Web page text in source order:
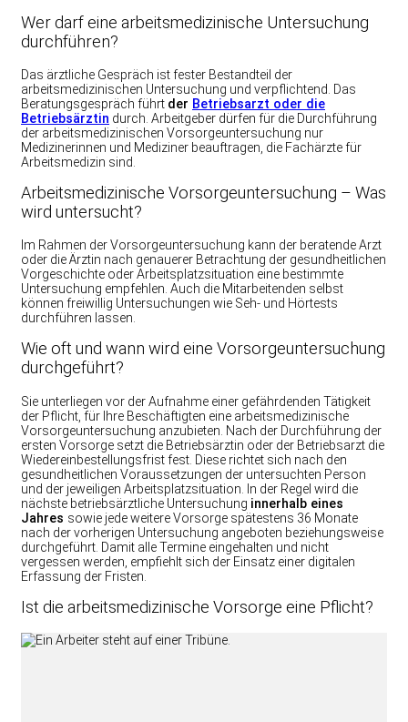
Wer darf eine arbeitsmedizinische Untersuchung
durchführen?
Das ärztliche Gespräch ist fester Bestandteil der
arbeitsmedizinischen Untersuchung und verpflichtend. Das
Beratungsgespräch führt der Betriebsarzt oder die
Betriebsärztin durch. Arbeitgeber dürfen für die Durchführung
der arbeitsmedizinischen Vorsorgeuntersuchung nur
Medizinerinnen und Mediziner beauftragen, die Fachärzte für
Arbeitsmedizin sind.
Arbeitsmedizinische Vorsorgeuntersuchung – Was
wird untersucht?
Im Rahmen der Vorsorgeuntersuchung kann der beratende Arzt
oder die Ärztin nach genauerer Betrachtung der gesundheitlichen
Vorgeschichte oder Arbeitsplatzsituation eine bestimmte
Untersuchung empfehlen. Auch die Mitarbeitenden selbst
können freiwillig Untersuchungen wie Seh- und Hörtests
durchführen lassen.
Wie oft und wann wird eine Vorsorgeuntersuchung
durchgeführt?
Sie unterliegen vor der Aufnahme einer gefährdenden Tätigkeit
der Pflicht, für Ihre Beschäftigten eine arbeitsmedizinische
Vorsorgeuntersuchung anzubieten. Nach der Durchführung der
ersten Vorsorge setzt die Betriebsärztin oder der Betriebsarzt die
Wiedereinbestellungsfrist fest. Diese richtet sich nach den
gesundheitlichen Voraussetzungen der untersuchten Person
und der jeweiligen Arbeitsplatzsituation. In der Regel wird die
nächste betriebsärztliche Untersuchung innerhalb eines
Jahres sowie jede weitere Vorsorge spätestens 36 Monate
nach der vorherigen Untersuchung angeboten beziehungsweise
durchgeführt. Damit alle Termine eingehalten und nicht
vergessen werden, empfiehlt sich der Einsatz einer digitalen
Erfassung der Fristen.
Ist die arbeitsmedizinische Vorsorge eine Pflicht?